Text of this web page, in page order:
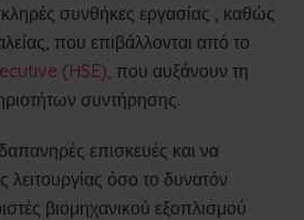
συνθήκες εργασίας , καθώς
που επιβάλλονται από το
(HSE), που αυξάνουν τη
συντήρησης.
επισκευές και να
λειτουργίας όσο το δυνατόν
βιομηχανικού εξοπλισμού